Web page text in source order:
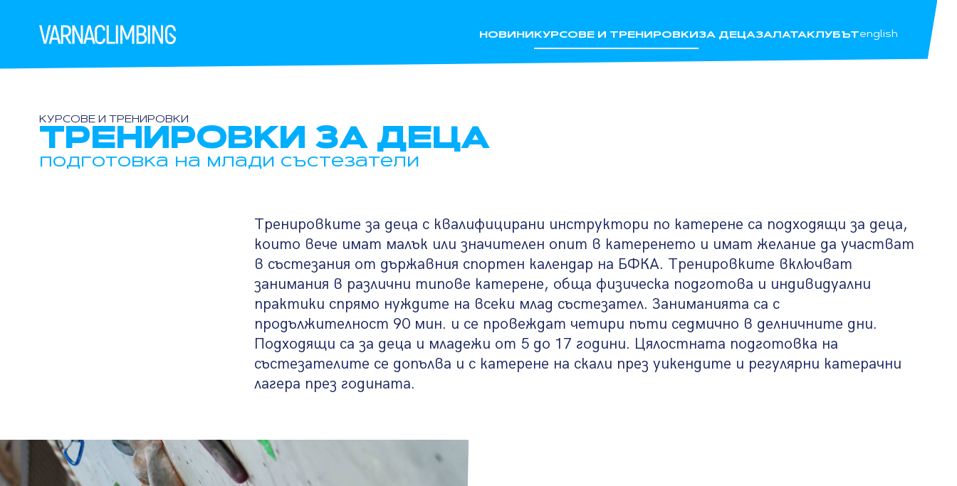
НОВИНИКУРСОВЕ И ТРЕНИРОВКИЗА ДЕЦАЗАЛАТАКЛУБЪТenglish
КУРСОВЕ И ТРЕНИРОВКИ
ТРЕНИРОВКИ ЗА ДЕЦА
подготовка на млади състезатели
Тренировките за деца с квалифицирани инструктори по катерене са подходящи за деца,
които вече имат малък или значителен опит в катеренето и имат желание да участват
в състезания от държавния спортен календар на БФКА. Тренировките включват
занимания в различни типове катерене, обща физическа подготова и индивидуални
практики спрямо нуждите на всеки млад състезател. Заниманията са с
продължителност 90 мин. и се провеждат четири пъти седмично в делничните дни.
Подходящи са за деца и младежи от 5 до 17 години. Цялостната подготовка на
състезателите се допълва и с катерене на скали през уикендите и регулярни катерачни
лагера през годината.